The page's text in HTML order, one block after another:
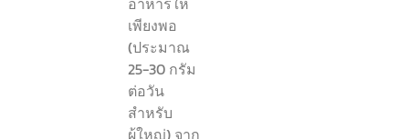
เพียงพอ
(ประมาณ
25-30 กรัม
ต่อวัน
สำหรับ